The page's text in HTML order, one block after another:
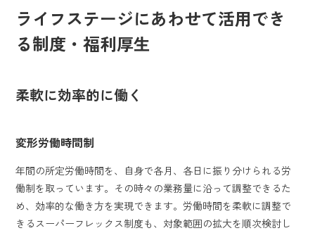
ライフステージにあわせて活用でき
る制度・福利厚生
柔軟に効率的に働く
変形労働時間制
年間の所定労働時間を、自身で各月、各日に振り分けられる労
働制を取っています。その時々の業務量に沿って調整できるた
め、効率的な働き方を実現できます。労働時間を柔軟に調整で
きるスーパーフレックス制度も、対象範囲の拡大を順次検討し